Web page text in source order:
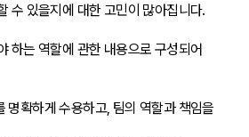
수 있을지에 대한 고민이 많아집니다.
하는 역할에 관한 내용으로 구성되어
명확하게 수용하고, 팀의 역할과 책임을